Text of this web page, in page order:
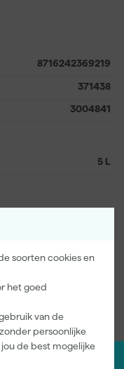
soorten cookies en
het goed
van de
persoonlijke
de best mogelijke
8716242369219
371438
3004841
5 L